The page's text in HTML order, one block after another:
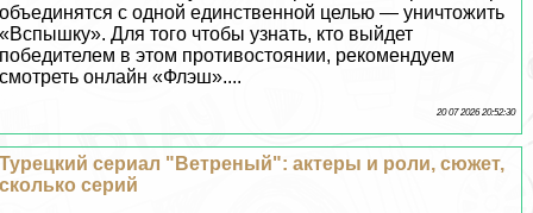
объединятся с одной единственной целью — уничтожить
«Вспышку». Для того чтобы узнать, кто выйдет
победителем в этом противостоянии, рекомендуем
смотреть онлайн «Флэш»....
20 07 2026 20:52:30
Турецкий сериал "Ветреный": актеры и роли, сюжет,
сколько серий